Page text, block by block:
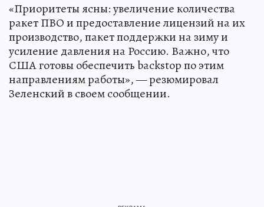
«Приоритеты ясны: увеличение количества
ракет ПВО и предоставление лицензий на их
производство, пакет поддержки на зиму и
усиление давления на Россию. Важно, что
США готовы обеспечить backstop по этим
направлениям работы», — резюмировал
Зеленский в своем сообщении.